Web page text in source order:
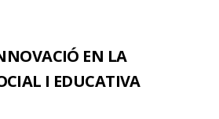
EN LA
I EDUCATIVA